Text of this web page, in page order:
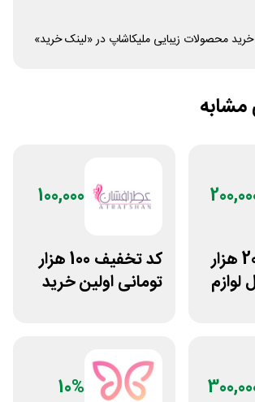
محصولات زیبایی ملیکاشاپ در «لینک خرید»
کد تخفیف 200 هزار
لوازم
100,000
کد تخفیف 100 هزار
تومانی اولین خرید
10%